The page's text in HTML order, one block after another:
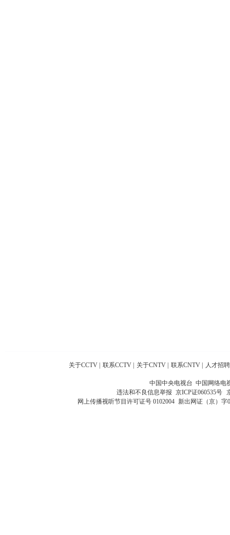
关于CCTV 联系CCTV 关于CNTV 联系CNTV 人才招聘
中国中央电视台 中国网络电
违法和不良信息举报 京ICP证060535号
网上传播视听节目许可证号 0102004 新出网证（京）